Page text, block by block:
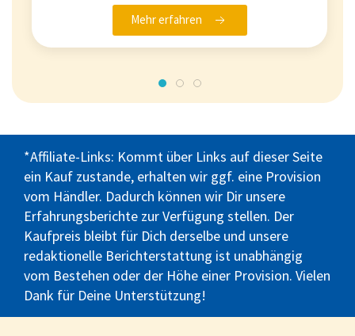
Mehr erfahren
*Affiliate-Links: Kommt über Links auf dieser Seite
ein Kauf zustande, erhalten wir ggf. eine Provision
vom Händler. Dadurch können wir Dir unsere
Erfahrungsberichte zur Verfügung stellen. Der
Kaufpreis bleibt für Dich derselbe und unsere
redaktionelle Berichterstattung ist unabhängig
vom Bestehen oder der Höhe einer Provision. Vielen
Dank für Deine Unterstützung!